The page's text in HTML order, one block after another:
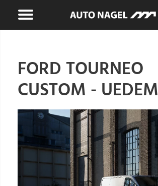
FORD TOURNEO
CUSTOM - UEDEM